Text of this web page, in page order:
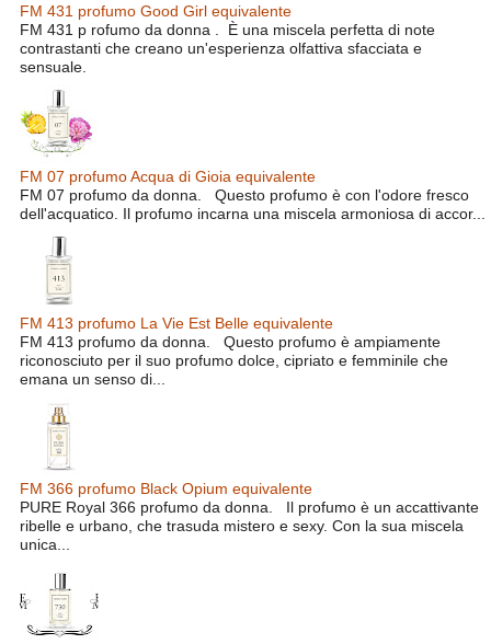
FM 431 profumo Good Girl equivalente
FM 431 p rofumo da donna . È una miscela perfetta di note
contrastanti che creano un'esperienza olfattiva sfacciata e
sensuale.
FM 07 profumo Acqua di Gioia equivalente
FM 07 profumo da donna. Questo profumo è con l'odore fresco
dell'acquatico. Il profumo incarna una miscela armoniosa di accor...
FM 413 profumo La Vie Est Belle equivalente
FM 413 profumo da donna. Questo profumo è ampiamente
riconosciuto per il suo profumo dolce, cipriato e femminile che
emana un senso di...
FM 366 profumo Black Opium equivalente
PURE Royal 366 profumo da donna. Il profumo è un accattivante
ribelle e urbano, che trasuda mistero e sexy. Con la sua miscela
unica...